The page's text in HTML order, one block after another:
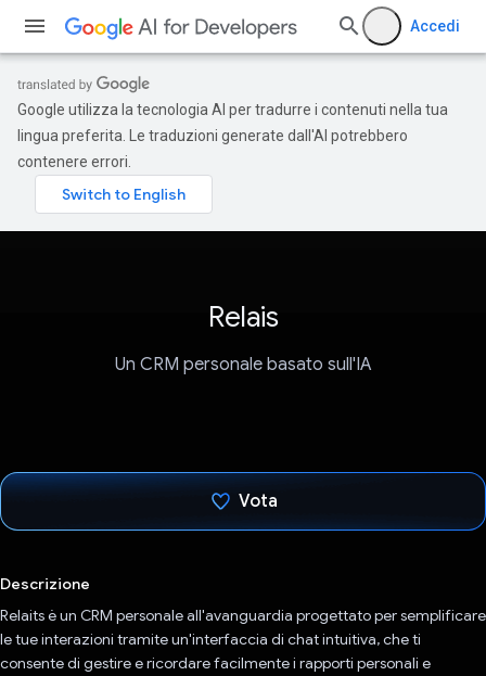
Accedi
Google utilizza la tecnologia AI per tradurre i contenuti nella tua
lingua preferita. Le traduzioni generate dall'AI potrebbero
contenere errori.
Relais
Un CRM personale basato sull'IA
Vota
Descrizione
Relaits è un CRM personale all'avanguardia progettato per semplificare
le tue interazioni tramite un'interfaccia di chat intuitiva, che ti
consente di gestire e ricordare facilmente i rapporti personali e